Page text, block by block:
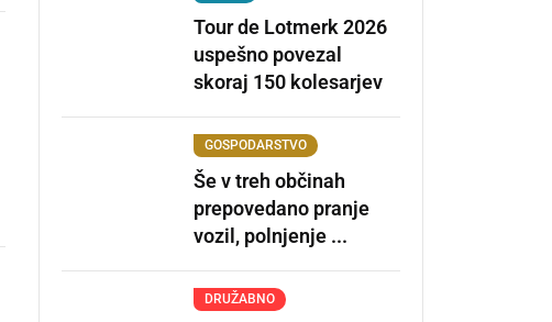
Tour de Lotmerk 2026
uspešno povezal
skoraj 150 kolesarjev
GOSPODARSTVO
Še v treh občinah
prepovedano pranje
vozil, polnjenje ...
DRUŽABNO